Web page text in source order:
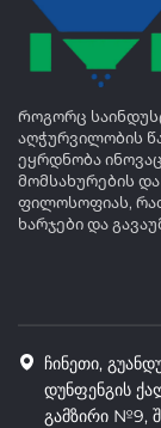
Როგორც
აღჭურვილობის
ეყრდნობა
მომსახურების
ფილოსოფიას,
ხარჯები და
ჩინეთი,
დუნფენგის
გამზირი №9,